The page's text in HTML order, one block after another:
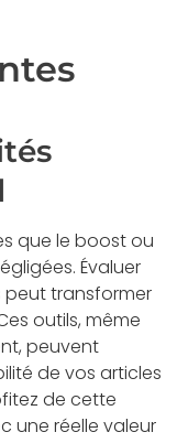
que le boost ou
Évaluer
transformer
outils, même
peuvent
de vos articles
de cette
une réelle valeur